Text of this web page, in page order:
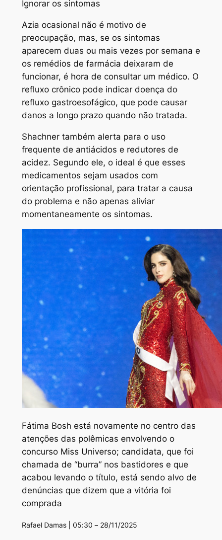
Ignorar os sintomas
Azia ocasional não é motivo de
preocupação, mas, se os sintomas
aparecem duas ou mais vezes por semana e
os remédios de farmácia deixaram de
funcionar, é hora de consultar um médico. O
refluxo crônico pode indicar doença do
refluxo gastroesofágico, que pode causar
danos a longo prazo quando não tratada.
Shachner também alerta para o uso
frequente de antiácidos e redutores de
acidez. Segundo ele, o ideal é que esses
medicamentos sejam usados com
orientação profissional, para tratar a causa
do problema e não apenas aliviar
momentaneamente os sintomas.
Fátima Bosh está novamente no centro das
atenções das polêmicas envolvendo o
concurso Miss Universo; candidata, que foi
chamada de “burra” nos bastidores e que
acabou levando o título, está sendo alvo de
denúncias que dizem que a vitória foi
comprada
Rafael Damas | 05:30 – 28/11/2025